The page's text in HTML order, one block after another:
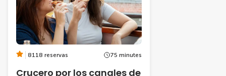
8118 reservas 75 minutes
Crucero por los canales de